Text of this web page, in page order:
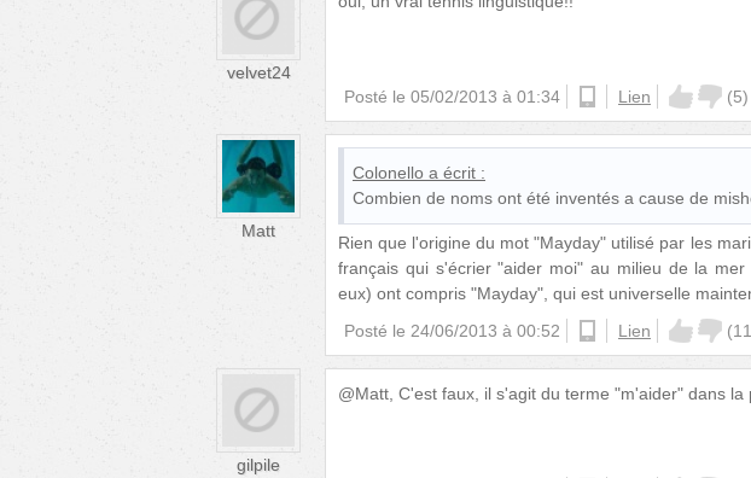
velvet24
Posté le 05/02/2013 à 01:34 androidLien (5)
Matt
Colonello a écrit :
Combien de noms ont été inventés a cause de
Rien que l'origine du mot "Mayday" utilisé par les
français qui s'écrier "aider moi" au milieu de la
eux) ont compris "Mayday", qui est universelle
Posté le 24/06/2013 à 00:52 ios Lien (11
gilpile
@Matt, C'est faux, il s'agit du terme "m'aider" dans